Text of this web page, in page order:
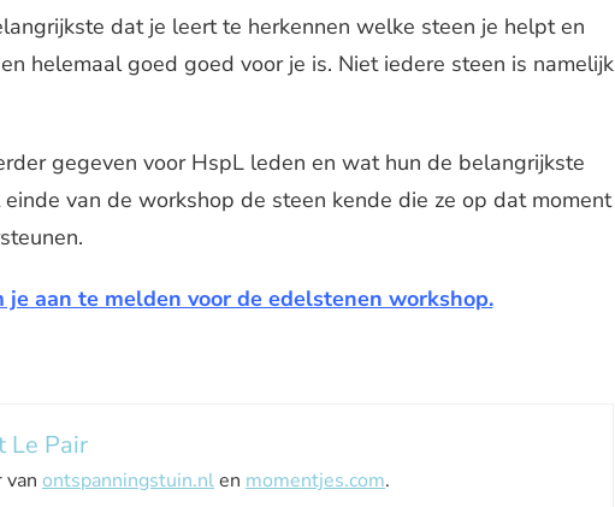
dat je leert te herkennen welke steen je helpt en
helemaal goed goed voor je is. Niet iedere steen is namelijk
gegeven voor HspL leden en wat hun de belangrijkste
van de workshop de steen kende die ze op dat moment
je aan te melden voor de edelstenen workshop.
Le Pair
van ontspanningstuin.nlen momentjes.com.